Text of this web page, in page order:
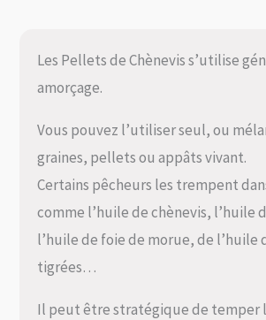
Les Pellets de Chènevis s’utilise
amorçage.
Vous pouvez l’utiliser seul, ou
graines, pellets ou appâts vivant.
Certains pêcheurs les trempent
comme l’huile de chènevis, l’huile
l’huile de foie de morue, de l’huile
tigrées…
Il peut être stratégique de temper